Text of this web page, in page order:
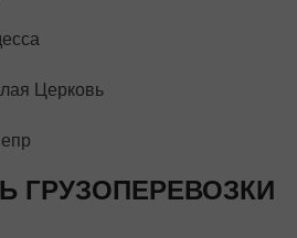
Церковь
ГРУЗОПЕРЕВОЗКИ